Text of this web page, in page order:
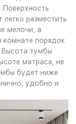
Поверхность
разместить
мелочи, а
комнате порядок
Высота тумбы
матраса, не
будет ниже
удобно и